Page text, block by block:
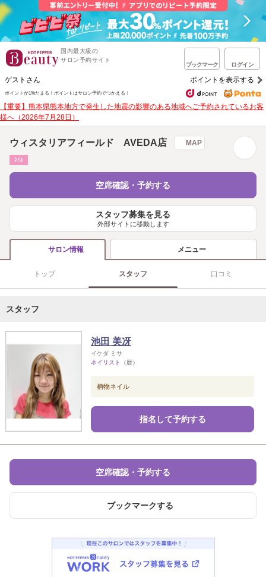
国内最大級の
サロン予約サイト
ブックマーク ログイン
ゲストさん ポイントを表示する
ポイントが1%たまる！ ポイントはサロン予約でつかえる！
【重要】熊本県熊本地方で発生した地震の影響のある地域へご予約されているお客
様へ（2026年7月28日）
ウィスタリアフィールド AVEDA店 MAP
ﾈｲﾙ
空席確認・予約する
スタッフ募集を見る
外部サイトに移動します
サロン情報 メニュー
トップ スタッフ 口コミ
スタッフ
池田 美冴
イケダ ミサ
ネイリスト
（歴）
柄物ネイル
指名して予約する
空席確認・予約する
ブックマークする